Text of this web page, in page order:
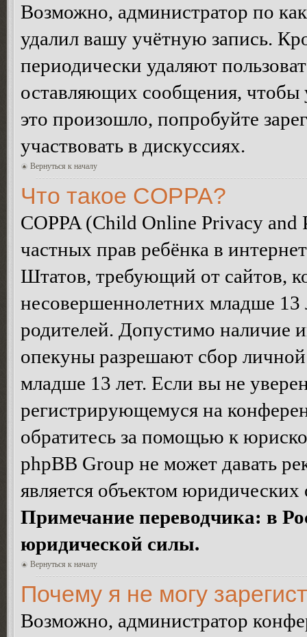
Возможно, администратор по
удалил вашу учётную запись.
периодически удаляют
оставляющих сообщения, чтобы
это произошло, попробуйте
участвовать в дискуссиях.
Вернуться к началу
Что такое COPPA?
COPPA (Child Online Privacy
частных прав ребёнка в
Штатов, требующий от сайтов,
несовершеннолетних младше 13
родителей. Допустимо наличие
опекуны разрешают сбор
младше 13 лет. Если вы не
регистрирующемуся на
обратитесь за помощью к
phpBB Group не может давать
является объектом
Примечание переводчика: в
юридической силы.
Вернуться к началу
Почему я не могу
Возможно, администратор